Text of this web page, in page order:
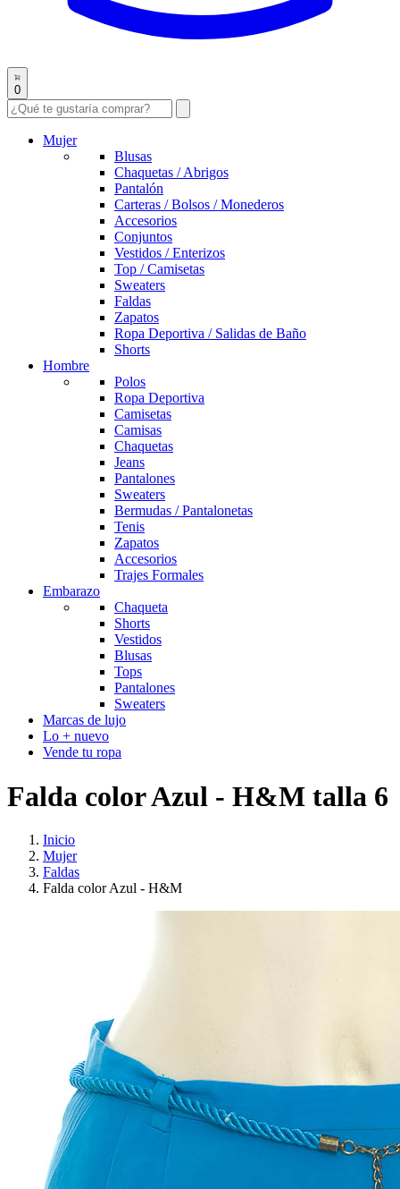
0
Mujer
Blusas
Chaquetas / Abrigos
Pantalón
Carteras / Bolsos / Monederos
Accesorios
Conjuntos
Vestidos / Enterizos
Top / Camisetas
Sweaters
Faldas
Zapatos
Ropa Deportiva / Salidas de Baño
Shorts
Hombre
Polos
Ropa Deportiva
Camisetas
Camisas
Chaquetas
Jeans
Pantalones
Sweaters
Bermudas / Pantalonetas
Tenis
Zapatos
Accesorios
Trajes Formales
Embarazo
Chaqueta
Shorts
Vestidos
Blusas
Tops
Pantalones
Sweaters
Marcas de lujo
Lo + nuevo
Vende tu ropa
Falda color Azul - H&M talla 6
Inicio
Mujer
Faldas
Falda color Azul - H&M